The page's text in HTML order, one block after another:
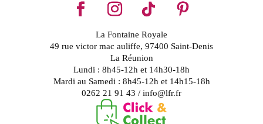
La Fontaine Royale
49 rue victor mac auliffe, 97400 Saint-Denis
La Réunion
Lundi : 8h45-12h et 14h30-18h
Mardi au Samedi : 8h45-12h et 14h15-18h
0262 21 91 43 / info@lfr.fr